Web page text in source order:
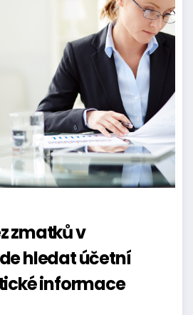
zmatků v
hledat účetní
informace